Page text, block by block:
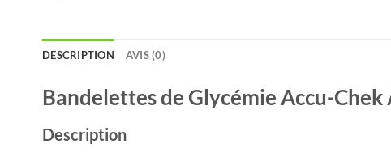
DESCRIPTION AVIS (0)
Bandelettes de Glycémie Accu-Chek
Description